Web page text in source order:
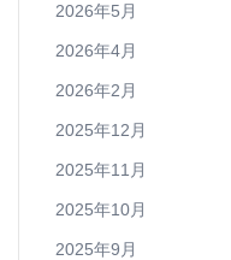
2026年5月
2026年4月
2026年2月
2025年12月
2025年11月
2025年10月
2025年9月